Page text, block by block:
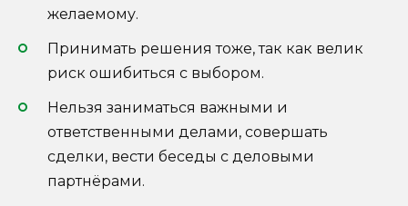
желаемому.
Принимать решения тоже, так как велик
риск ошибиться с выбором.
Нельзя заниматься важными и
ответственными делами, совершать
сделки, вести беседы с деловыми
партнёрами.